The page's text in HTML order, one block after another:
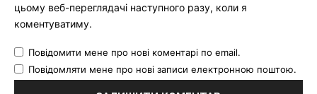
цьому веб-переглядачі наступного разу, коли я
коментуватиму.
Повідомити мене про нові коментарі по email.
Повідомляти мене про нові записи електронною поштою.